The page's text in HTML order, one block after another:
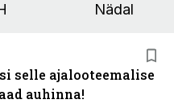
Nädal
selle ajalooteemalise
auhinna!